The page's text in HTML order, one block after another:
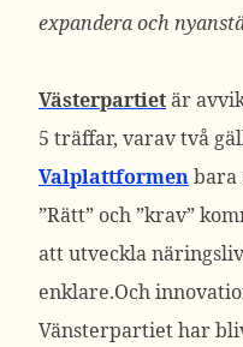
expandera och
Västerpartietär
5 träffar, varav två
Valplattformenbara
”Rätt” och ”krav”
att utveckla
enklare.Och
Vänsterpartiet har